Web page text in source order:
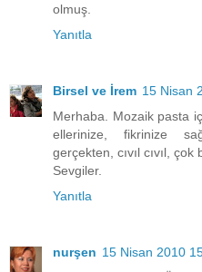
olmuş.
Yanıtla
Birsel ve İrem 15 Nisan
Merhaba. Mozaik pasta
ellerinize, fikrinize
gerçekten, cıvıl cıvıl, çok
Sevgiler.
Yanıtla
nurşen 15 Nisan 2010